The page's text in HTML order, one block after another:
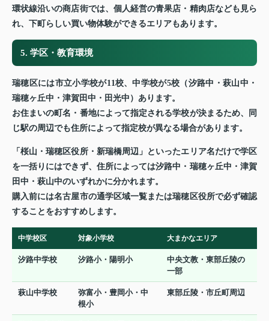
環状線沿いの商店街では、個人経営の青果店・精肉店なども見ら
れ、下町らしい買い物体験ができるエリアもあります。
5. 学区・教育環境
瑞穂区には市立小学校が11校、中学校が5校（汐路中・萩山中・
瑞穂ヶ丘中・津賀田中・田光中）あります。
お住まいの町名・番地によって指定される学校が決まるため、同
じ駅の周辺でも住所によって指定校が異なる場合があります。
「桜山・瑞穂区役所・新瑞橋周辺」といったエリア名だけで学区
を一括りにはできず、住所によっては汐路中・瑞穂ヶ丘中・津賀
田中・萩山中のいずれかに分かれます。
購入前には名古屋市の通学区域一覧または瑞穂区役所で必ず確認
することをおすすめします。
中学校区 対象小学校 大まかなエリア
汐路中学校 汐路小・陽明小
中央文教・東部丘陵の
一部
萩山中学校
弥富小・豊岡小・中
根小
東部丘陵・市丘町周辺